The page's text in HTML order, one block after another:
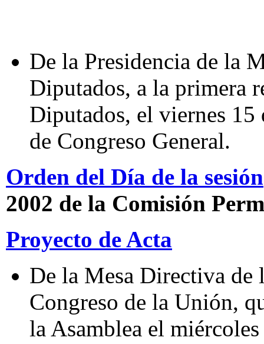
De la Presidencia de la
Diputados, a la primera
Diputados, el viernes 15
de Congreso General.
Orden del Día de la sesión
2002 de la Comisión
Proyecto de Acta
De la Mesa Directiva de
Congreso de la Unión,
la Asamblea el